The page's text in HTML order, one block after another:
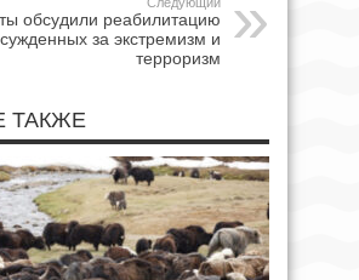
обсудили реабилитацию
за экстремизм и
терроризм
ТАКЖЕ